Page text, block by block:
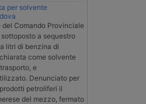
per solvente
del Comando Provinciale
a sequestro
litri di benzina di
come solvente
e
Denunciato per
petroliferi il
del mezzo, fermato